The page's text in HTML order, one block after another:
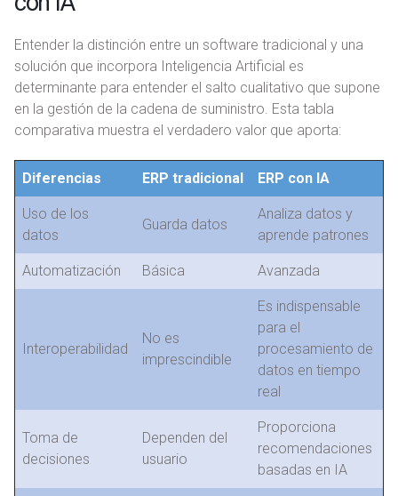
Entender la distinción entre un software tradicional y una
solución que incorpora Inteligencia Artificial es
determinante para entender el salto cualitativo que supone
en la gestión de la cadena de suministro. Esta tabla
comparativa muestra el verdadero valor que aporta:
Diferencias ERP tradicional ERP con IA
Uso de los
datos
Guarda datos
Analiza datos y
aprende patrones
Automatización Básica Avanzada
Interoperabilidad
No es
imprescindible
Es indispensable
para el
procesamiento de
datos en tiempo
real
Toma de
decisiones
Dependen del
usuario
Proporciona
recomendaciones
basadas en IA